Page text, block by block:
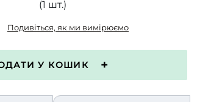
(1 шт.)
Подивіться, як ми вимірюємо
У КОШИК